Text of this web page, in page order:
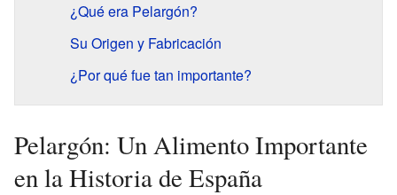
¿Qué era Pelargón?
Su Origen y Fabricación
¿Por qué fue tan importante?
Pelargón: Un Alimento Importante
en la Historia de España